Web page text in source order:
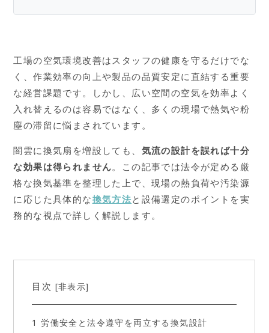
工場の空気環境改善はスタッフの健康を守るだけでな
く、作業効率の向上や製品の品質安定に直結する重要
な経営課題です。しかし、広い空間の空気を効率よく
入れ替えるのは容易ではなく、多くの現場で熱気や粉
塵の滞留に悩まされています。
闇雲に換気扇を増設しても、 気流の設計を誤れば十分
な効果は得られません。この記事では法令が定める厳
格な換気基準を整理した上で、現場の熱負荷や汚染源
に応じた具体的な換気方法と設備選定のポイントを実
務的な視点で詳しく解説します。
目次 [非表示]
1 労働安全と法令遵守を両立する換気設計